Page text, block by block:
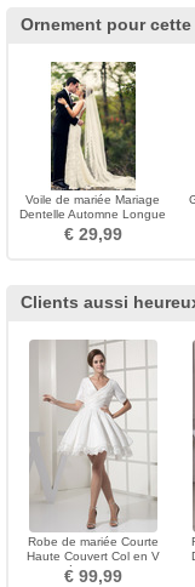
Ornement pour
Voile de mariée Mariage
Dentelle Automne Longue
Dentelle Longue
€ 29,99
Clients aussi
Robe de mariée Courte
Haute Couvert Col en V
Foncé Naturel taille
€ 99,99